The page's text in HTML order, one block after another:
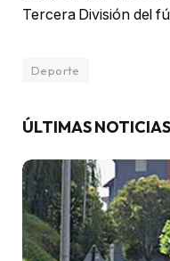
Tercera División del
Deporte
ÚLTIMAS NOTICIAS